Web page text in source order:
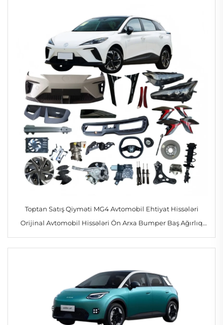
Toptan Satış Qiyməti MG4 Avtomobil Ehtiyat Hissələri
Orijinal Avtomobil Hissələri Ön Arxa Bumper Baş Ağırlıq
İşıq Nəqliyyat Vasitəsi Aksesuarları Morris Garages MG 4/ZS
üçün